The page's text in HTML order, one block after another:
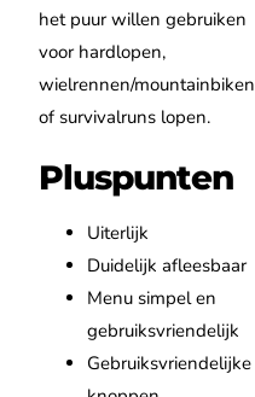
het puur willen gebruiken
voor hardlopen,
wielrennen/mountainbiken
of survivalruns lopen.
Pluspunten
Uiterlijk
Duidelijk afleesbaar
Menu simpel en
gebruiksvriendelijk
Gebruiksvriendelijke